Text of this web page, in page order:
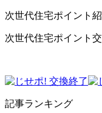
次世代住宅ポイント
次世代住宅ポイント
記事ランキング